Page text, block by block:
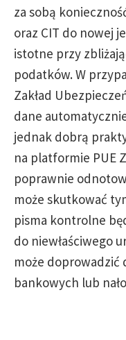
za sobą
oraz CIT do nowej
istotne przy
podatków. W
Zakład
dane
jednak dobrą
na platformie PUE
poprawnie
może skutkować
pisma kontrolne
do niewłaściwego
może doprowadzić
bankowych lub